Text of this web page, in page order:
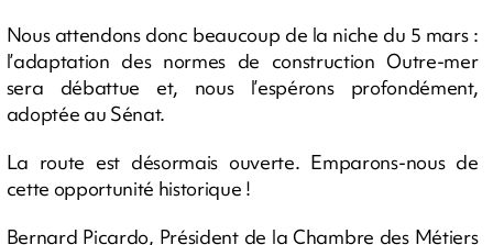
Nous attendons donc beaucoup de la niche du 5 mars :
l’adaptation des normes de construction Outre-mer
sera débattue et, nous l’espérons profondément,
adoptée au Sénat.
La route est désormais ouverte. Emparons-nous de
cette opportunité historique !
Bernard Picardo, Président de la Chambre des Métiers